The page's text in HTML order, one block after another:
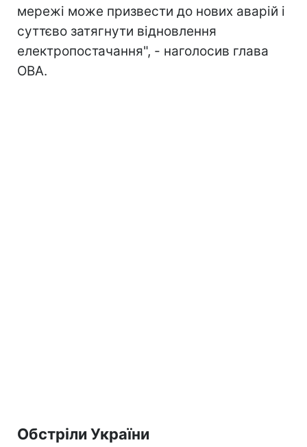
мережі може призвести до нових аварій і
суттєво затягнути відновлення
електропостачання", - наголосив глава
ОВА.
Обстріли України